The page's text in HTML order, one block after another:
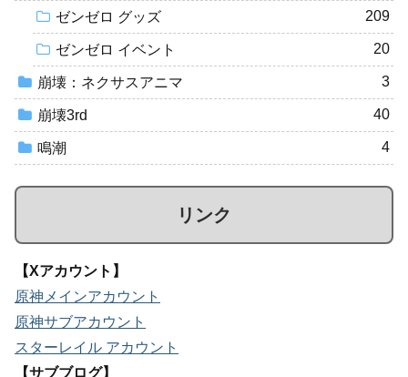
ゼンゼロ グッズ 209
ゼンゼロ イベント 20
崩壊：ネクサスアニマ 3
崩壊3rd 40
鳴潮 4
リンク
【Xアカウント】
原神メインアカウント
原神サブアカウント
スターレイル アカウント
【サブブログ】